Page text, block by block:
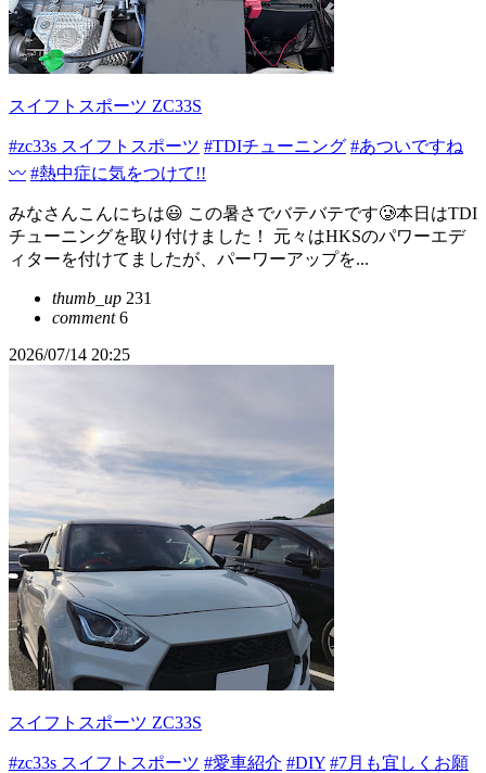
スイフトスポーツ ZC33S
#zc33s スイフトスポーツ #TDIチューニング #あついですね
〰️ #熱中症に気をつけて!!
みなさんこんにちは😃 この暑さでバテバテです🥲本日はTDI
チューニングを取り付けました！ 元々はHKSのパワーエデ
ィターを付けてましたが、パーワーアップを...
thumb_up 231
comment6
2026/07/14 20:25
スイフトスポーツ ZC33S
#zc33s スイフトスポーツ #愛車紹介 #DIY #7月も宜しくお願